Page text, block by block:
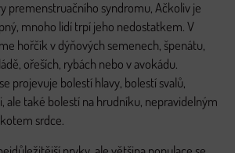
premenstruačního syndromu, Ačkoliv je
mnoho lidí trpí jeho nedostatkem. V
hořčík v dýňových semenech, špenátu,
ořeších, rybách nebo v avokádu.
projevuje bolestí hlavy, bolestí svalů,
ale také bolestí na hrudníku, nepravidelným
srdce.